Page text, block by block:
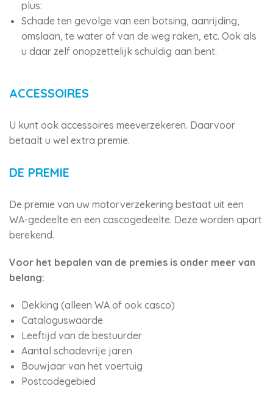
plus:
Schade ten gevolge van een botsing, aanrijding,
omslaan, te water of van de weg raken, etc. Ook als
u daar zelf onopzettelijk schuldig aan bent.
ACCESSOIRES
U kunt ook accessoires meeverzekeren. Daarvoor
betaalt u wel extra premie.
DE PREMIE
De premie van uw motorverzekering bestaat uit een
WA-gedeelte en een cascogedeelte. Deze worden apart
berekend.
Voor het bepalen van de premies is onder meer van
belang:
Dekking (alleen WA of ook casco)
Cataloguswaarde
Leeftijd van de bestuurder
Aantal schadevrije jaren
Bouwjaar van het voertuig
Postcodegebied